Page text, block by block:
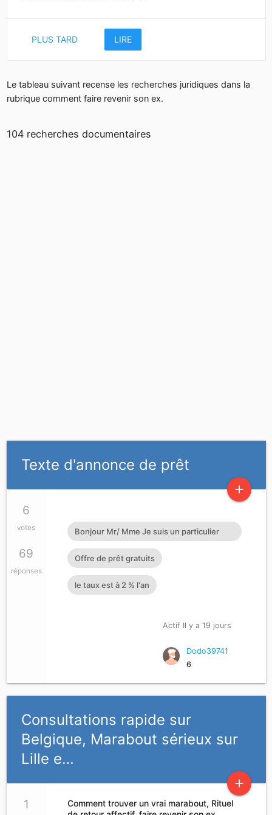
PLUS TARD LIRE
Le tableau suivant recense les recherches juridiques dans la
rubrique comment faire revenir son ex.
104 recherches documentaires
Texte d'annonce de prêt
add
6
votes
69
réponses
Bonjour Mr/ Mme Je suis un particulier
Français honnête opérateur économique.
J'octroie de crédits prêts d'argent à
toutes personnes sérieuses pouvant me
besoin ou dans le problème d'argent je
dispose d'un capital qui servira à octroyer
des prêts particuliers à court moyens et
long terme allant de 2.000 euros à
s'il vous plaît contactez-moi via
moneycash2010@gmail.com
Offre de prêt gratuits
le taux est à 2 % l'an
Actif Il y a 19 jours
Dodo39741
6
Consultations rapide sur
Belgique, Marabout sérieux sur
Lille e…
add
1
Comment trouver un vrai marabout, Rituel